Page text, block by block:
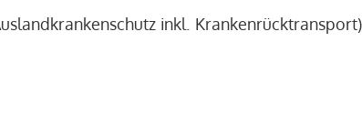
inkl.